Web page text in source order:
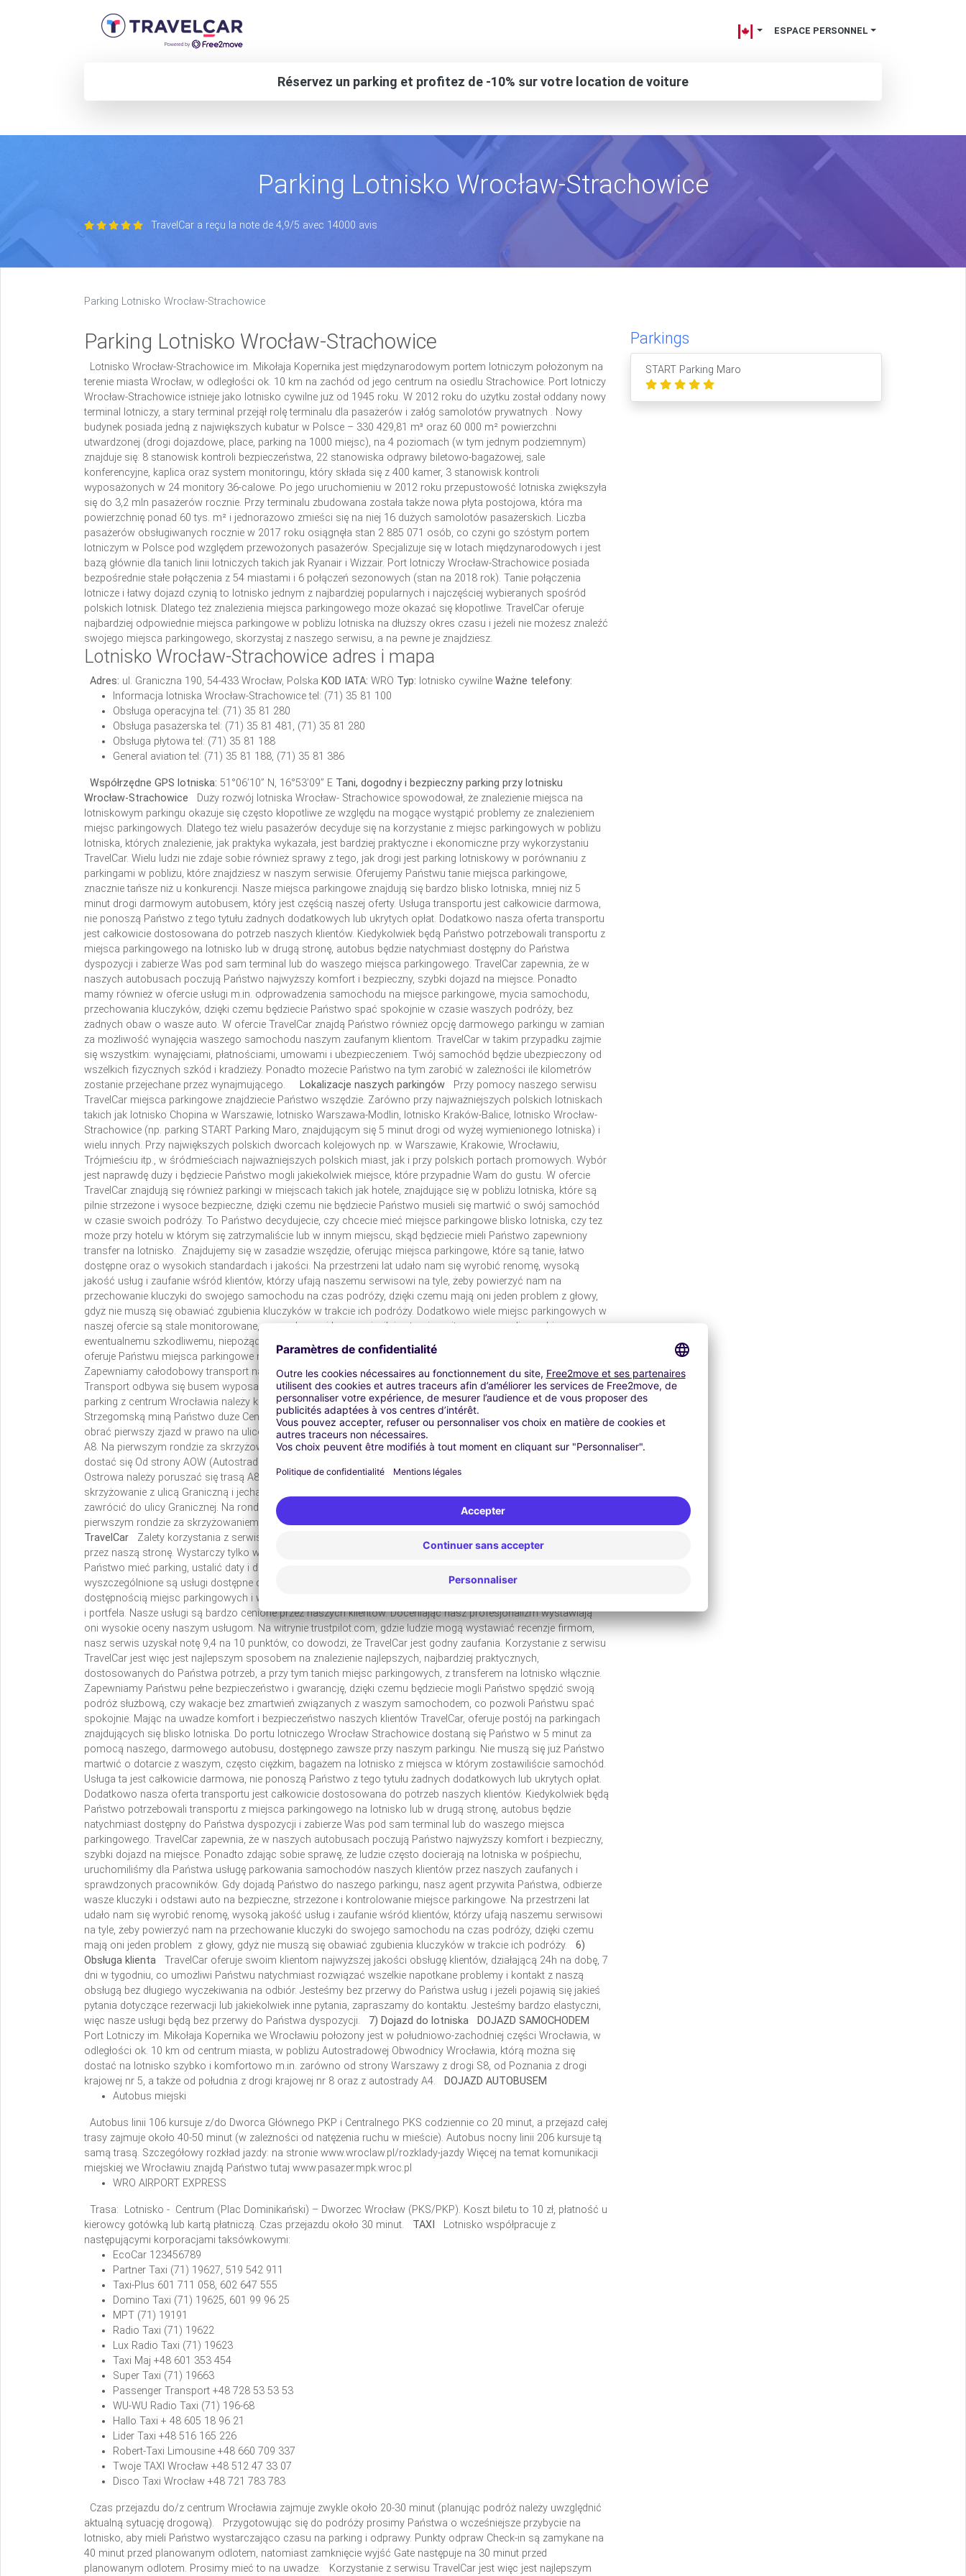
ESPACE PERSONNEL
Réservez un parking et profitez de -10% sur votre location de voiture
Parking Lotnisko Wrocław-Strachowice
TravelCar a reçu la note de 4,9/5 avec 14000 avis
Parking Lotnisko Wrocław-Strachowice
Parking Lotnisko Wrocław-Strachowice
Lotnisko Wrocław-Strachowice im. Mikołaja Kopernika jest międzynarodowym portem lotniczym położonym na
terenie miasta Wrocław, w odległości ok. 10 km na zachód od jego centrum na osiedlu Strachowice. Port lotniczy
Wrocław-Strachowice istnieje jako lotnisko cywilne już od 1945 roku. W 2012 roku do użytku został oddany nowy
terminal lotniczy, a stary terminal przejął rolę terminalu dla pasażerów i załóg samolotów prywatnych . Nowy
budynek posiada jedną z największych kubatur w Polsce – 330 429,81 m³ oraz 60 000 m² powierzchni
utwardzonej (drogi dojazdowe, place, parking na 1000 miejsc), na 4 poziomach (w tym jednym podziemnym)
znajduje się: 8 stanowisk kontroli bezpieczeństwa, 22 stanowiska odprawy biletowo-bagażowej, sale
konferencyjne, kaplica oraz system monitoringu, który składa się z 400 kamer, 3 stanowisk kontroli
wyposażonych w 24 monitory 36-calowe. Po jego uruchomieniu w 2012 roku przepustowość lotniska zwiększyła
się do 3,2 mln pasażerów rocznie. Przy terminalu zbudowana została także nowa płyta postojowa, która ma
powierzchnię ponad 60 tys. m² i jednorazowo zmieści się na niej 16 dużych samolotów pasażerskich. Liczba
pasażerów obsługiwanych rocznie w 2017 roku osiągnęła stan 2 885 071 osób, co czyni go szóstym portem
lotniczym w Polsce pod względem przewożonych pasażerów. Specjalizuje się w lotach międzynarodowych i jest
bazą głównie dla tanich linii lotniczych takich jak Ryanair i Wizzair. Port lotniczy Wrocław-Strachowice posiada
bezpośrednie stałe połączenia z 54 miastami i 6 połączeń sezonowych (stan na 2018 rok). Tanie połączenia
lotnicze i łatwy dojazd czynią to lotnisko jednym z najbardziej popularnych i najczęściej wybieranych spośród
polskich lotnisk. Dlatego też znalezienia miejsca parkingowego może okazać się kłopotliwe. TravelCar oferuje
najbardziej odpowiednie miejsca parkingowe w pobliżu lotniska na dłuższy okres czasu i jeżeli nie możesz znaleźć
swojego miejsca parkingowego, skorzystaj z naszego serwisu, a na pewne je znajdziesz.
Lotnisko Wrocław-Strachowice adres i mapa
Adres: ul. Graniczna 190, 54-433 Wrocław, Polska KOD IATA: WRO Typ: lotnisko cywilne Ważne telefony:
Informacja lotniska Wrocław-Strachowice tel: (71) 35 81 100
Obsługa operacyjna tel: (71) 35 81 280
Obsługa pasażerska tel: (71) 35 81 481, (71) 35 81 280
Obsługa płytowa tel: (71) 35 81 188
General aviation tel: (71) 35 81 188, (71) 35 81 386
Współrzędne GPS lotniska: 51°06’10” N, 16°53’09” E Tani, dogodny i bezpieczny parking przy lotnisku
Wrocław-Strachowice
Duży rozwój lotniska Wrocław- Strachowice spowodował, że znalezienie miejsca na
lotniskowym parkingu okazuje się często kłopotliwe ze względu na mogące wystąpić problemy ze znalezieniem
miejsc parkingowych. Dlatego też wielu pasażerów decyduje się na korzystanie z miejsc parkingowych w pobliżu
lotniska, których znalezienie, jak praktyka wykazała, jest bardziej praktyczne i ekonomiczne przy wykorzystaniu
TravelCar. Wielu ludzi nie zdaje sobie również sprawy z tego, jak drogi jest parking lotniskowy w porównaniu z
parkingami w pobliżu, które znajdziesz w naszym serwisie. Oferujemy Państwu tanie miejsca parkingowe,
znacznie tańsze niż u konkurencji. Nasze miejsca parkingowe znajdują się bardzo blisko lotniska, mniej niż 5
minut drogi darmowym autobusem, który jest częścią naszej oferty. Usługa transportu jest całkowicie darmowa,
nie ponoszą Państwo z tego tytułu żadnych dodatkowych lub ukrytych opłat. Dodatkowo nasza oferta transportu
jest całkowicie dostosowana do potrzeb naszych klientów. Kiedykolwiek będą Państwo potrzebowali transportu z
miejsca parkingowego na lotnisko lub w drugą stronę, autobus będzie natychmiast dostępny do Państwa
dyspozycji i zabierze Was pod sam terminal lub do waszego miejsca parkingowego. TravelCar zapewnia, że w
naszych autobusach poczują Państwo najwyższy komfort i bezpieczny, szybki dojazd na miejsce. Ponadto
mamy również w ofercie usługi m.in. odprowadzenia samochodu na miejsce parkingowe, mycia samochodu,
przechowania kluczyków, dzięki czemu będziecie Państwo spać spokojnie w czasie waszych podróży, bez
żadnych obaw o wasze auto. W ofercie TravelCar znajdą Państwo również opcję darmowego parkingu w zamian
za możliwość wynajęcia waszego samochodu naszym zaufanym klientom. TravelCar w takim przypadku zajmie
się wszystkim: wynajęciami, płatnościami, umowami i ubezpieczeniem. Twój samochód będzie ubezpieczony od
wszelkich fizycznych szkód i kradzieży. Ponadto możecie Państwo na tym zarobić w zależności ile kilometrów
zostanie przejechane przez wynajmującego.
Lokalizacje naszych parkingów
Przy pomocy naszego serwisu
TravelCar miejsca parkingowe znajdziecie Państwo wszędzie. Zarówno przy najważniejszych polskich lotniskach
takich jak lotnisko Chopina w Warszawie, lotnisko Warszawa-Modlin, lotnisko Kraków-Balice, lotnisko Wrocław-
Strachowice (np. parking START Parking Maro, znajdującym się 5 minut drogi od wyżej wymienionego lotniska) i
wielu innych. Przy największych polskich dworcach kolejowych np. w Warszawie, Krakowie, Wrocławiu,
Trójmieściu itp., w śródmieściach najważniejszych polskich miast, jak i przy polskich portach promowych. Wybór
jest naprawdę duży i będziecie Państwo mogli jakiekolwiek miejsce, które przypadnie Wam do gustu. W ofercie
TravelCar znajdują się również parkingi w miejscach takich jak hotele, znajdujące się w pobliżu lotniska, które są
pilnie strzeżone i wysoce bezpieczne, dzięki czemu nie będziecie Państwo musieli się martwić o swój samochód
w czasie swoich podróży. To Państwo decydujecie, czy chcecie mieć miejsce parkingowe blisko lotniska, czy tez
może przy hotelu w którym się zatrzymaliście lub w innym miejscu, skąd będziecie mieli Państwo zapewniony
transfer na lotnisko. Znajdujemy się w zasadzie wszędzie, oferując miejsca parkingowe, które są tanie, łatwo
dostępne oraz o wysokich standardach i jakości. Na przestrzeni lat udało nam się wyrobić renomę, wysoką
jakość usług i zaufanie wśród klientów, którzy ufają naszemu serwisowi na tyle, żeby powierzyć nam na
przechowanie kluczyki do swojego samochodu na czas podróży, dzięki czemu mają oni jeden problem z głowy,
gdyż nie muszą się obawiać zgubienia kluczyków w trakcie ich podróży. Dodatkowo wiele miejsc parkingowych w
naszej ofercie są stale monitorowane, z zamykanymi bramami, pilnie strzeżone itp., co pozwoli zapobiec
ewentualnemu szkodliwemu, niepożądanemu działaniu osób trzecich.
oferuje Państwu miejsca parkingowe na parkingu START Parking Maro dla lotniska Wrocław-Strachowice.
Zapewniamy całodobowy transport na lotnisko i odbiór po powrocie. Parking znajduje się przy ul. Granicznej 85.
Transport odbywa się busem wyposażonym w fotelik dziecięcy i zajmuje około 5 minut. Aby dostać się na
parking z centrum Wrocławia należy kierować się bezpośrednio w stronę Portu Lotniczego. Podążając ulicą
Strzegomską miną Państwo duże Centrum Handlowe. Na pierwszym rondzie za Centrum Handlowym proszę
obrać pierwszy zjazd w prawo na ulicę Graniczną i jechać prosto mijając skrzyżowanie z Obwodnicą Wrocławia
A8. Na pierwszym rondzie za skrzyżowaniem należy jechać prosto. Parking znajduje się po prawej stronie. Aby
dostać się Od strony AOW (Autostradowa Obwodnica Wrocławia): Jadąc od strony Warszawy, Świdnicy, Kalisza,
Ostrowa należy poruszać się trasą A8, która wiedzie bezpośrednio do Wrocławia. Następnie należy minąć
skrzyżowanie z ulicą Graniczną i jechać prosto. Trzymając się prawej strony proszę wjechać na Obwodnicę i
zawrócić do ulicy Granicznej. Na rondzie proszę skręcić w lewo i jechać prosto mijając skrzyżowanie z AOW. Na
pierwszym rondzie za skrzyżowaniem proszę jechać prosto. Parking znajduje się po prawej stronie. 5) Zalety
TravelCar
Zalety korzystania z serwisu TravelCar dostrzeżecie Państwo już przy rezerwacji miejsc parkingowych
przez naszą stronę. Wystarczy tylko wybrać lotnisko, miasto lub inne miejsce w pobliżu którego chcieliby
Państwo mieć parking, ustalić daty i dokonać wyboru na podstawie dostępnej listy parkingów, w której
wyszczególnione są usługi dostępne dla danego parkingu i cena. Dzięki temu unikniecie Państwo problemów z
dostępnością miejsc parkingowych i wybierzecie odpowiedni dla Was parking, dostosowany do waszych potrzeb
i portfela. Nasze usługi są bardzo cenione przez naszych klientów. Doceniając nasz profesjonalizm wystawiają
oni wysokie oceny naszym usługom. Na witrynie trustpilot.com, gdzie ludzie mogą wystawiać recenzje firmom,
nasz serwis uzyskał notę 9,4 na 10 punktów, co dowodzi, że TravelCar jest godny zaufania. Korzystanie z serwisu
TravelCar jest więc jest najlepszym sposobem na znalezienie najlepszych, najbardziej praktycznych,
dostosowanych do Państwa potrzeb, a przy tym tanich miejsc parkingowych, z transferem na lotnisko włącznie.
Zapewniamy Państwu pełne bezpieczeństwo i gwarancję, dzięki czemu będziecie mogli Państwo spędzić swoją
podróż służbową, czy wakacje bez zmartwień związanych z waszym samochodem, co pozwoli Państwu spać
spokojnie. Mając na uwadze komfort i bezpieczeństwo naszych klientów TravelCar, oferuje postój na parkingach
znajdujących się blisko lotniska. Do portu lotniczego Wrocław Strachowice dostaną się Państwo w 5 minut za
pomocą naszego, darmowego autobusu, dostępnego zawsze przy naszym parkingu. Nie muszą się już Państwo
martwić o dotarcie z waszym, często ciężkim, bagażem na lotnisko z miejsca w którym zostawiliście samochód.
Usługa ta jest całkowicie darmowa, nie ponoszą Państwo z tego tytułu żadnych dodatkowych lub ukrytych opłat.
Dodatkowo nasza oferta transportu jest całkowicie dostosowana do potrzeb naszych klientów. Kiedykolwiek będą
Państwo potrzebowali transportu z miejsca parkingowego na lotnisko lub w drugą stronę, autobus będzie
natychmiast dostępny do Państwa dyspozycji i zabierze Was pod sam terminal lub do waszego miejsca
parkingowego. TravelCar zapewnia, że w naszych autobusach poczują Państwo najwyższy komfort i bezpieczny,
szybki dojazd na miejsce. Ponadto zdając sobie sprawę, że ludzie często docierają na lotniska w pośpiechu,
uruchomiliśmy dla Państwa usługę parkowania samochodów naszych klientów przez naszych zaufanych i
sprawdzonych pracowników. Gdy dojadą Państwo do naszego parkingu, nasz agent przywita Państwa, odbierze
wasze kluczyki i odstawi auto na bezpieczne, strzeżone i kontrolowanie miejsce parkingowe. Na przestrzeni lat
udało nam się wyrobić renomę, wysoką jakość usług i zaufanie wśród klientów, którzy ufają naszemu serwisowi
na tyle, żeby powierzyć nam na przechowanie kluczyki do swojego samochodu na czas podróży, dzięki czemu
mają oni jeden problem z głowy, gdyż nie muszą się obawiać zgubienia kluczyków w trakcie ich podróży.
6)
Obsługa klienta
TravelCar oferuje swoim klientom najwyższej jakości obsługę klientów, działającą 24h na dobę, 7
dni w tygodniu, co umożliwi Państwu natychmiast rozwiązać wszelkie napotkane problemy i kontakt z naszą
obsługą bez długiego wyczekiwania na odbiór. Jesteśmy bez przerwy do Państwa usług i jeżeli pojawią się jakieś
pytania dotyczące rezerwacji lub jakiekolwiek inne pytania, zapraszamy do kontaktu. Jesteśmy bardzo elastyczni,
więc nasze usługi będą bez przerwy do Państwa dyspozycji.
7) Dojazd do lotniska
DOJAZD SAMOCHODEM
Port Lotniczy im. Mikołaja Kopernika we Wrocławiu położony jest w południowo-zachodniej części Wrocławia, w
odległości ok. 10 km od centrum miasta, w pobliżu Autostradowej Obwodnicy Wrocławia, którą można się
dostać na lotnisko szybko i komfortowo m.in. zarówno od strony Warszawy z drogi S8, od Poznania z drogi
krajowej nr 5, a także od południa z drogi krajowej nr 8 oraz z autostrady A4.
DOJAZD AUTOBUSEM
Autobus miejski
Autobus linii 106 kursuje z/do Dworca Głównego PKP i Centralnego PKS codziennie co 20 minut, a przejazd całej
trasy zajmuje około 40-50 minut (w zależności od natężenia ruchu w mieście). Autobus nocny linii 206 kursuje tą
samą trasą. Szczegółowy rozkład jazdy: na stronie www.wroclaw.pl/rozklady-jazdy Więcej na temat komunikacji
miejskiej we Wrocławiu znajdą Państwo tutaj www.pasazer.mpk.wroc.pl
WRO AIRPORT EXPRESS
Trasa: Lotnisko - Centrum (Plac Dominikański) – Dworzec Wrocław (PKS/PKP). Koszt biletu to 10 zł, płatność u
kierowcy gotówką lub kartą płatniczą. Czas przejazdu około 30 minut.
TAXI
Lotnisko współpracuje z
następującymi korporacjami taksówkowymi:
EcoCar 123456789
Partner Taxi (71) 19627, 519 542 911
Taxi-Plus 601 711 058, 602 647 555
Domino Taxi (71) 19625, 601 99 96 25
MPT (71) 19191
Radio Taxi (71) 19622
Lux Radio Taxi (71) 19623
Taxi Maj +48 601 353 454
Super Taxi (71) 19663
Passenger Transport +48 728 53 53 53
WU-WU Radio Taxi (71) 196-68
Hallo Taxi + 48 605 18 96 21
Lider Taxi +48 516 165 226
Robert-Taxi Limousine +48 660 709 337
Twoje TAXI Wrocław +48 512 47 33 07
Disco Taxi Wrocław +48 721 783 783
Czas przejazdu do/z centrum Wrocławia zajmuje zwykle około 20-30 minut (planując podróż należy uwzględnić
aktualną sytuację drogową).
Przygotowując się do podróży prosimy Państwa o wcześniejsze przybycie na
lotnisko, aby mieli Państwo wystarczająco czasu na parking i odprawy. Punkty odpraw Check-in są zamykane na
40 minut przed planowanym odlotem, natomiast zamknięcie wyjść Gate następuje na 30 minut przed
planowanym odlotem. Prosimy mieć to na uwadze.
Korzystanie z serwisu TravelCar jest więc jest najlepszym
Parkings
START Parking Maro